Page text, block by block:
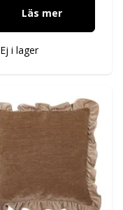
Läs mer
Ej i lager